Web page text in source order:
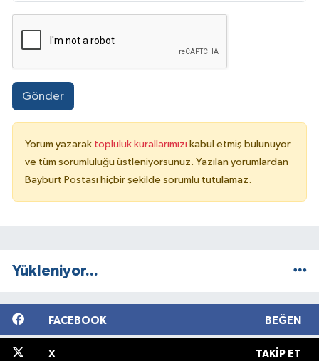
Gönder
Yorum yazarak topluluk kurallarımızı kabul etmiş bulunuyor
ve tüm sorumluluğu üstleniyorsunuz. Yazılan yorumlardan
Bayburt Postası hiçbir şekilde sorumlu tutulamaz.
Yükleniyor...
FACEBOOK BEĞEN
X TAKIP ET